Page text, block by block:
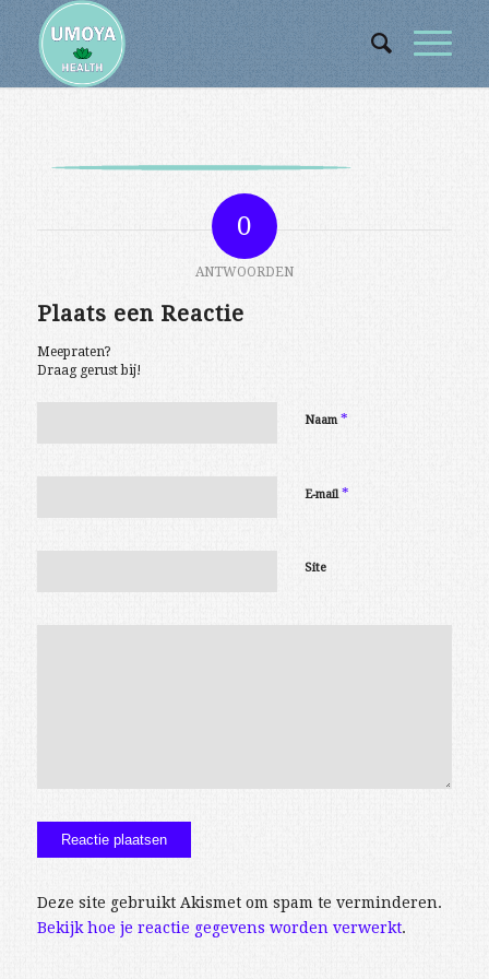
0
ANTWOORDEN
Plaats een Reactie
Meepraten?
Draag gerust bij!
Naam*
E-mail*
Site
Deze site gebruikt Akismet om spam te verminderen.
Bekijk hoe je reactie gegevens worden verwerkt.